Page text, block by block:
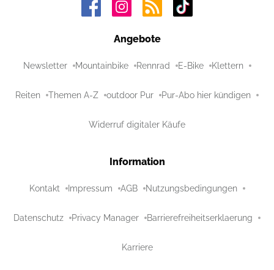
Angebote
Newsletter Mountainbike Rennrad E-Bike Klettern
Reiten Themen A-Z outdoor Pur Pur-Abo hier kündigen
Widerruf digitaler Käufe
Information
Kontakt Impressum AGB Nutzungsbedingungen
Datenschutz Privacy Manager Barrierefreiheitserklaerung
Karriere